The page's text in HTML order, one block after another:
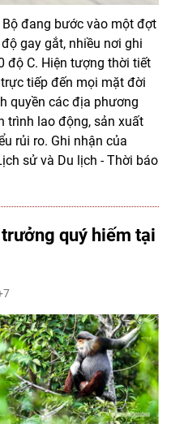
đang bước vào một đợt
gay gắt, nhiều nơi ghi
độ C. Hiện tượng thời tiết
tiếp đến mọi mặt đời
quyền các địa phương
trình lao động, sản xuất
rủi ro. Ghi nhận của
sử và Du lịch - Thời báo
quý hiếm tại